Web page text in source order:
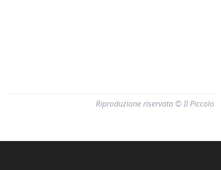
Riproduzione riservata © Il Piccolo